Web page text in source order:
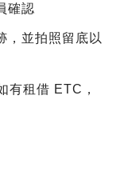
確認
，並拍照留底以
有租借 ETC，